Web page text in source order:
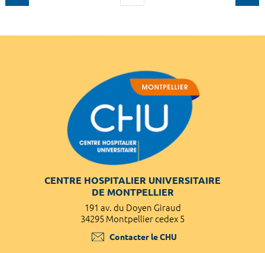
CENTRE HOSPITALIER UNIVERSITAIRE
DE MONTPELLIER
191 av. du Doyen Giraud
34295 Montpellier cedex 5
Contacter le CHU